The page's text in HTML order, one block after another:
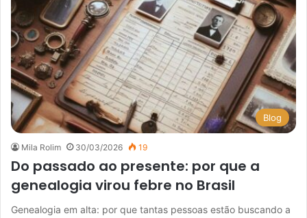
Blog
Mila Rolim 30/03/2026 19
Do passado ao presente: por que a
genealogia virou febre no Brasil
Genealogia em alta: por que tantas pessoas estão buscando a